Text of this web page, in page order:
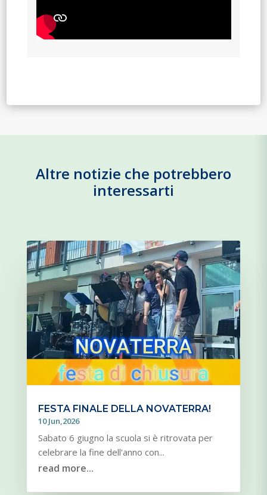
Altre notizie che potrebbero
interessarti
FESTA FINALE DELLA NOVATERRA!
10 Jun,2026
Sabato 6 giugno la scuola si è ritrovata per
celebrare la fine dell'anno con...
read more...